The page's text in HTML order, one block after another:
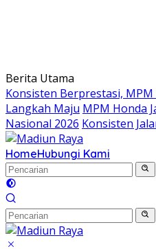
Berita Utama
Konsisten Berprestasi,
Langkah Maju MPM Honda
Nasional 2026 Konsisten
HomeHubungi Kami